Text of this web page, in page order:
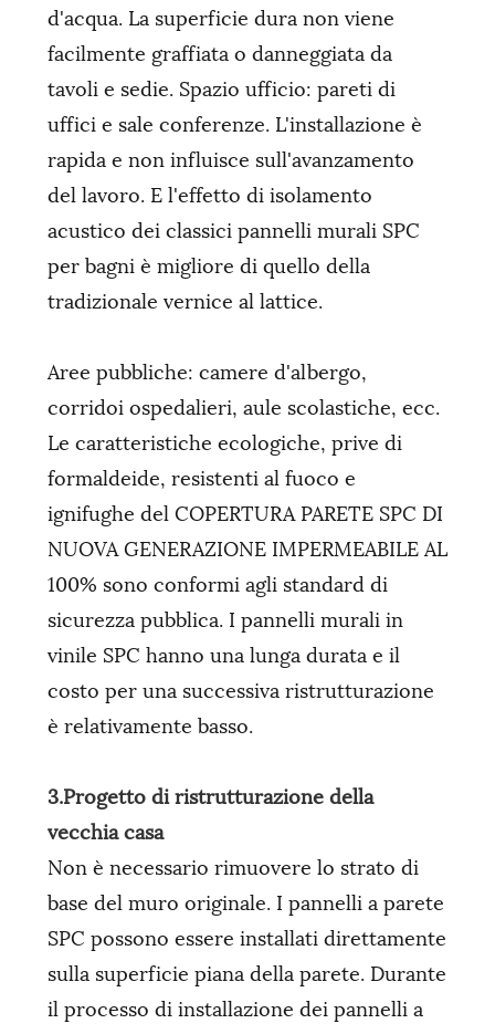
d'acqua. La superficie dura non viene
facilmente graffiata o danneggiata da
tavoli e sedie. Spazio ufficio: pareti di
uffici e sale conferenze. L'installazione è
rapida e non influisce sull'avanzamento
del lavoro. E l'effetto di isolamento
acustico dei classici pannelli murali SPC
per bagni è migliore di quello della
tradizionale vernice al lattice.
Aree pubbliche: camere d'albergo,
corridoi ospedalieri, aule scolastiche, ecc.
Le caratteristiche ecologiche, prive di
formaldeide, resistenti al fuoco e
ignifughe del COPERTURA PARETE SPC DI
NUOVA GENERAZIONE IMPERMEABILE AL
100% sono conformi agli standard di
sicurezza pubblica. I pannelli murali in
vinile SPC hanno una lunga durata e il
costo per una successiva ristrutturazione
è relativamente basso.
3.Progetto di ristrutturazione della
vecchia casa
Non è necessario rimuovere lo strato di
base del muro originale. I pannelli a parete
SPC possono essere installati direttamente
sulla superficie piana della parete. Durante
il processo di installazione dei pannelli a